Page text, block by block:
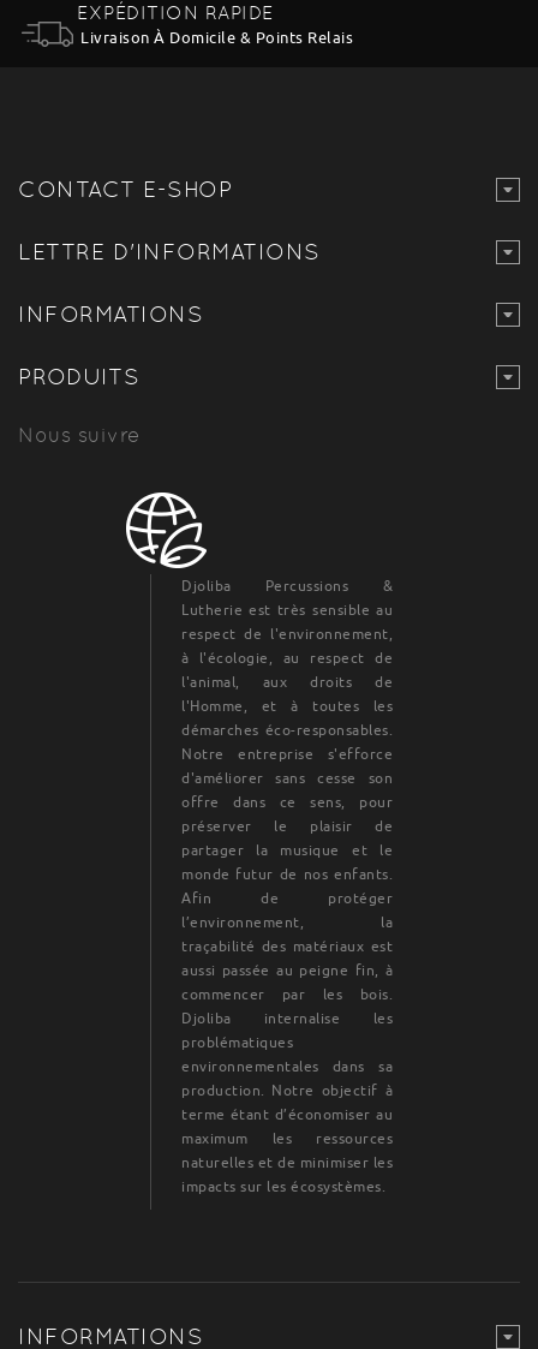
EXPÉDITION RAPIDE
Livraison À Domicile & Points Relais
CONTACT E-SHOP
LETTRE D'INFORMATIONS
INFORMATIONS
PRODUITS
Nous suivre
Djoliba Percussions &
Lutherie est très sensible au
respect de l'environnement,
à l'écologie, au respect de
l'animal, aux droits de
l'Homme, et à toutes les
démarches éco-responsables.
Notre entreprise s'efforce
d'améliorer sans cesse son
offre dans ce sens, pour
préserver le plaisir de
partager la musique et le
monde futur de nos enfants.
Afin de protéger
l’environnement, la
traçabilité des matériaux est
aussi passée au peigne fin, à
commencer par les bois.
Djoliba internalise les
problématiques
environnementales dans sa
production. Notre objectif à
terme étant d’économiser au
maximum les ressources
naturelles et de minimiser les
impacts sur les écosystèmes.
INFORMATIONS